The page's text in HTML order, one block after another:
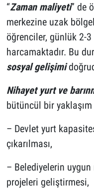
“Zaman maliyeti” de
merkezine uzak
öğrenciler, günlük 2-
harcamaktadır. Bu
sosyal gelişimi
Nihayet yurt ve
bütüncül bir
– Devlet yurt
çıkarılması,
– Belediyelerin
projeleri geliştirmesi,